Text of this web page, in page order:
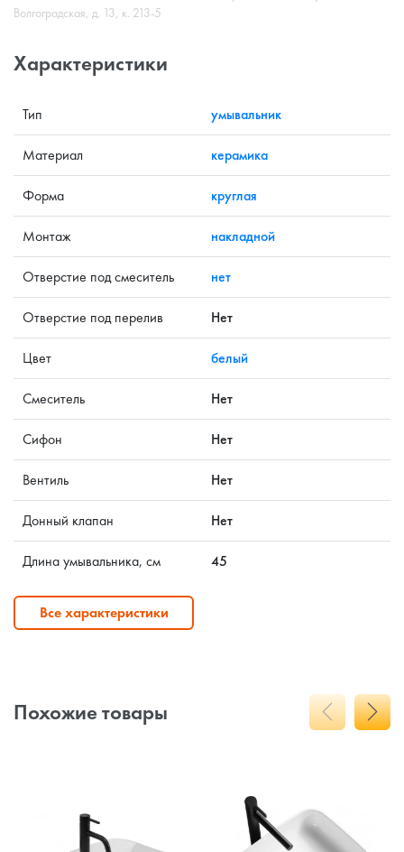
Волгоградская, д. 13, к. 213-5
Характеристики
Тип умывальник
Материал керамика
Форма круглая
Монтаж накладной
Отверстие под смеситель нет
Отверстие под перелив Нет
Цвет белый
Смеситель Нет
Сифон Нет
Вентиль Нет
Донный клапан Нет
Длина умывальника, см 45
Все характеристики
Похожие товары